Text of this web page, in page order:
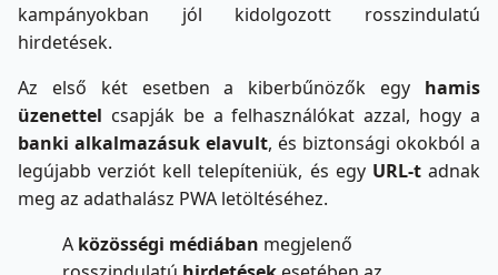
kampányokban jól kidolgozott rosszindulatú
hirdetések.
Az első két esetben a kiberbűnözők egy hamis
üzenettel csapják be a felhasználókat azzal, hogy a
banki alkalmazásuk elavult, és biztonsági okokból a
legújabb verziót kell telepíteniük, és egy URL-tadnak
meg az adathalász PWA letöltéséhez.
A közösségi médiában megjelenő